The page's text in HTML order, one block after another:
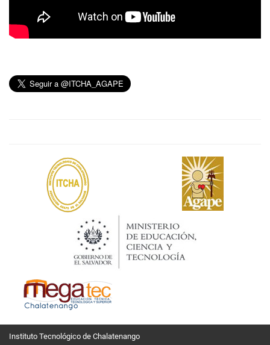
Instituto Tecnológico de Chalatenango